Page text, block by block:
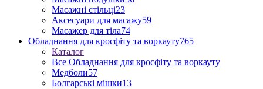
Масажні стільці23
Аксесуари для масажу59
Масажер для тіла74
Обладнання для кросфіту та воркауту765
Каталог
Все Обладнання для кросфіту та воркауту
Медболи57
Болгарські мішки13